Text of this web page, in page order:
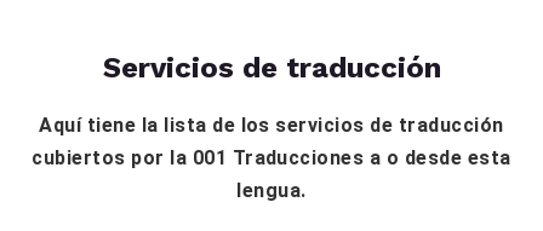
Servicios de traducción
Aquí tiene la lista de los servicios de traducción
cubiertos por la 001 Traducciones a o desde esta
lengua.